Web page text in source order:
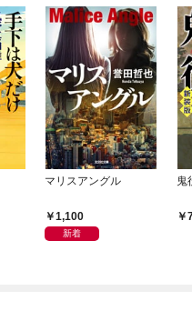
マリスアングル
1,100
新着
鬼